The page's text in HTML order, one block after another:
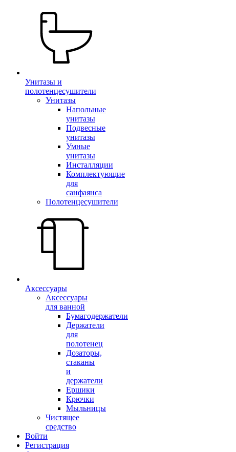
Унитазы и
полотенцесушители
Унитазы
Напольные
унитазы
Подвесные
унитазы
Умные
унитазы
Инсталляции
Комплектующие
для
санфаянса
Полотенцесушители
Аксессуары
Аксессуары
для ванной
Бумагодержатели
Держатели
для
полотенец
Дозаторы,
стаканы
и
держатели
Ершики
Крючки
Мыльницы
Чистящее
средство
Войти
Регистрация